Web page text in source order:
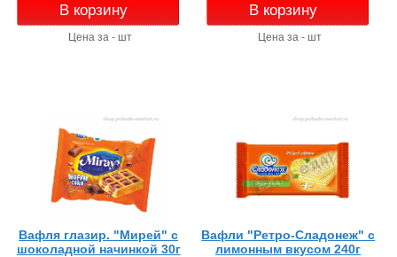
В корзину
Цена за - шт
В корзину
Цена за - шт
Вафля глазир. "Мирей" с
шоколадной начинкой 30г
Вафли "Ретро-Сладонеж" с
лимонным вкусом 240г